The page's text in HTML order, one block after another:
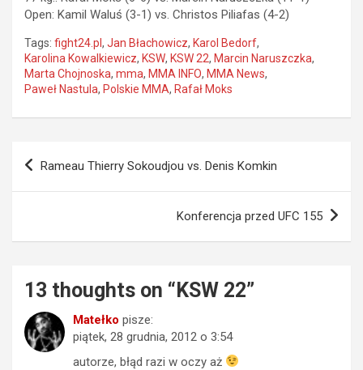
Open: Kamil Waluś (3-1) vs. Christos Piliafas (4-2)
Tags: fight24.pl , Jan Błachowicz, Karol Bedorf,
Karolina Kowalkiewicz, KSW, KSW 22, Marcin Naruszczka,
Marta Chojnoska, mma, MMA INFO, MMA News,
Paweł Nastula, Polskie MMA, Rafał Moks
Nawigacja
Rameau Thierry Sokoudjou vs. Denis Komkin
Konferencja przed UFC 155
13 thoughts on “ KSW 22”
Matełko pisze:
piątek, 28 grudnia, 2012 o 3:54
autorze, błąd razi w oczy aż